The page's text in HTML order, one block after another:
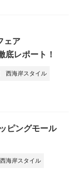
ェア
レポート！
西海岸スタイル
ピングモール
西海岸スタイル